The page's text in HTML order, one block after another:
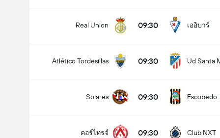
Real Union 09:30 เออิบาร์
Atlético Tordesillas 09:30 Ud Santa
Solares 09:30 Escobedo
คอร์ไทรจ์ 09:30 Club NXT